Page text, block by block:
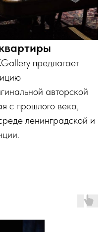
предлагает
авторской
с прошлого века,
ленинградской и